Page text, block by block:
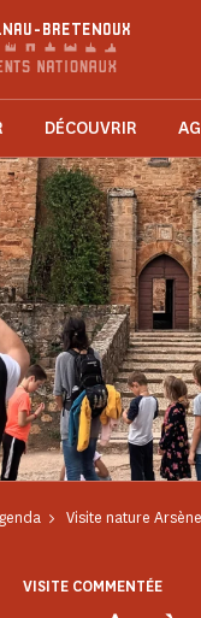
BRETENOUX
DÉCOUVRIR
Visite nature
VISITE COMMENTÉE